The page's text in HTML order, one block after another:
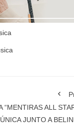
“MENTIRAS ALL
JUNTO A